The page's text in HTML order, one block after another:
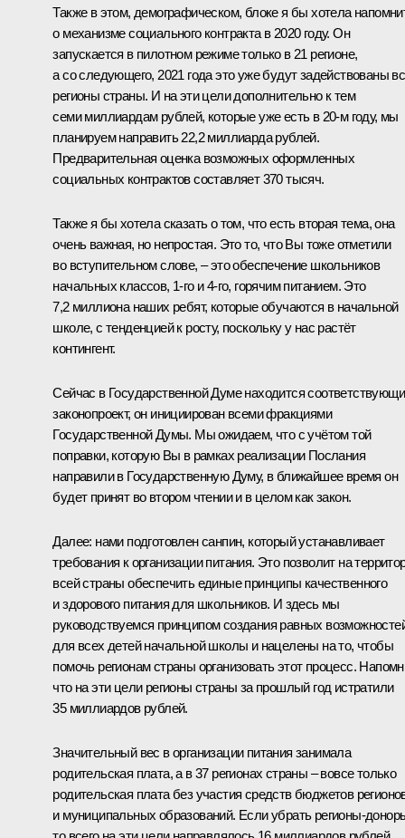
Также в этом, демографическом, блоке я бы хотела
о механизме социального контракта в 2020 году. Он
запускается в пилотном режиме только в 21 регионе,
а со следующего, 2021 года это уже будут задействованы
регионы страны. И на эти цели дополнительно к тем
семи миллиардам рублей, которые уже есть в 20-м году, мы
планируем направить 22,2 миллиарда рублей.
Предварительная оценка возможных оформленных
социальных контрактов составляет 370 тысяч.
Также я бы хотела сказать о том, что есть вторая тема, она
очень важная, но непростая. Это то, что Вы тоже отметили
во вступительном слове, – это обеспечение школьников
начальных классов, 1-го и 4-го, горячим питанием. Это
7,2 миллиона наших ребят, которые обучаются в начальной
школе, с тенденцией к росту, поскольку у нас растёт
контингент.
Сейчас в Государственной Думе находится
законопроект, он инициирован всеми фракциями
Государственной Думы. Мы ожидаем, что с учётом той
поправки, которую Вы в рамках реализации Послания
направили в Государственную Думу, в ближайшее время он
будет принят во втором чтении и в целом как закон.
Далее: нами подготовлен санпин, который устанавливает
требования к организации питания. Это позволит на
всей страны обеспечить единые принципы качественного
и здорового питания для школьников. И здесь мы
руководствуемся принципом создания равных
для всех детей начальной школы и нацелены на то, чтобы
помочь регионам страны организовать этот процесс.
что на эти цели регионы страны за прошлый год истратили
35 миллиардов рублей.
Значительный вес в организации питания занимала
родительская плата, а в 37 регионах страны – вовсе только
родительская плата без участия средств бюджетов
и муниципальных образований. Если убрать регионы-